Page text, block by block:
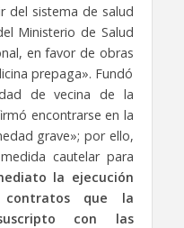
del sistema de salud
Ministerio de Salud
en favor de obras
prepaga». Fundó
de vecina de la
encontrarse en la
grave»; por ello,
cautelar para
la ejecución
que la
con las